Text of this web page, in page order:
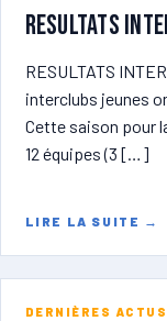
RESULTATS
RESULTATS
interclubs jeunes
Cette saison pour
12 équipes (3 […]
LIRE LA SUITE →
DERNIÈRES